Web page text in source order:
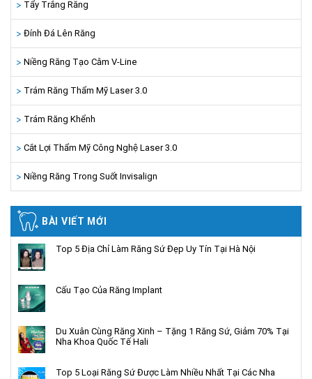
Tẩy Trắng Răng
Đính Đá Lên Răng
Niềng Răng Tạo Cằm V-Line
Trám Răng Thẩm Mỹ Laser 3.0
Trám Răng Khểnh
Cắt Lợi Thẩm Mỹ Công Nghệ Laser 3.0
Niềng Răng Trong Suốt Invisalign
BÀI VIẾT MỚI
Top 5 Địa Chỉ Làm Răng Sứ Đẹp Uy Tín Tại Hà Nội
Cấu Tạo Của Răng Implant
Du Xuân Cùng Răng Xinh – Tặng 1 Răng Sứ, Giảm 70% Tại
Nha Khoa Quốc Tế Hali
Top 5 Loại Răng Sứ Được Làm Nhiều Nhất Tại Các Nha